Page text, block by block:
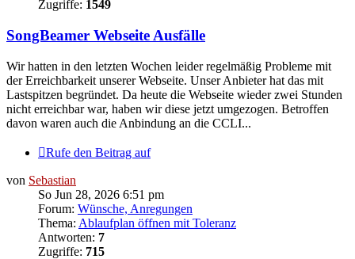
Zugriffe: 1549
SongBeamer Webseite Ausfälle
Wir hatten in den letzten Wochen leider regelmäßig Probleme mit
der Erreichbarkeit unserer Webseite. Unser Anbieter hat das mit
Lastspitzen begründet. Da heute die Webseite wieder zwei Stunden
nicht erreichbar war, haben wir diese jetzt umgezogen. Betroffen
davon waren auch die Anbindung an die CCLI...
Rufe den Beitrag auf
von Sebastian
So Jun 28, 2026 6:51 pm
Forum: Wünsche, Anregungen
Thema: Ablaufplan öffnen mit Toleranz
Antworten: 7
Zugriffe: 715